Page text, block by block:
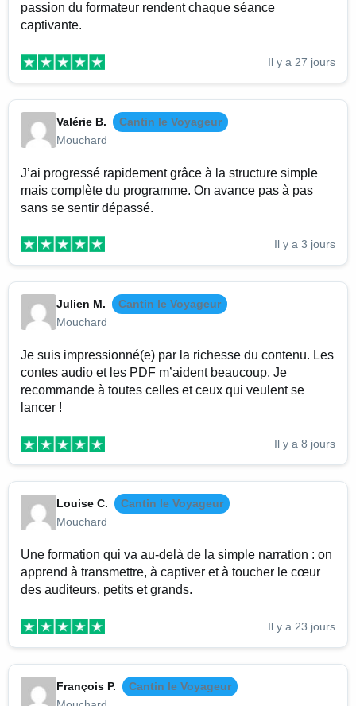
passion du formateur rendent chaque séance
captivante.
Il y a 27 jours
Valérie B.
Cantin le Voyageur
Mouchard
J’ai progressé rapidement grâce à la structure simple
mais complète du programme. On avance pas à pas
sans se sentir dépassé.
Il y a 3 jours
Julien M.
Cantin le Voyageur
Mouchard
Je suis impressionné(e) par la richesse du contenu. Les
contes audio et les PDF m’aident beaucoup. Je
recommande à toutes celles et ceux qui veulent se
lancer !
Il y a 8 jours
Louise C.
Cantin le Voyageur
Mouchard
Une formation qui va au-delà de la simple narration : on
apprend à transmettre, à captiver et à toucher le cœur
des auditeurs, petits et grands.
Il y a 23 jours
François P.
Cantin le Voyageur